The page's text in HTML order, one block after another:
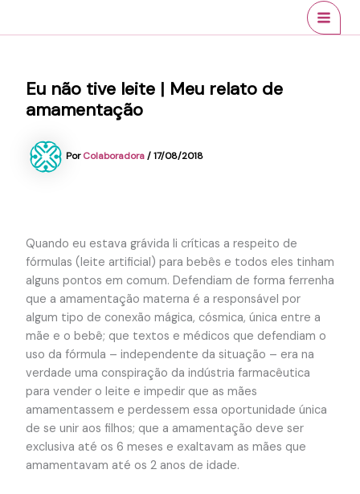
Eu não tive leite | Meu relato de
amamentação
PorColaboradora/17/08/2018
Quando eu estava grávida li críticas a respeito de
fórmulas (leite artificial) para bebês e todos eles tinham
alguns pontos em comum. Defendiam de forma ferrenha
que a amamentação materna é a responsável por
algum tipo de conexão mágica, cósmica, única entre a
mãe e o bebê; que textos e médicos que defendiam o
uso da fórmula – independente da situação – era na
verdade uma conspiração da indústria farmacêutica
para vender o leite e impedir que as mães
amamentassem e perdessem essa oportunidade única
de se unir aos filhos; que a amamentação deve ser
exclusiva até os 6 meses e exaltavam as mães que
amamentavam até os 2 anos de idade.